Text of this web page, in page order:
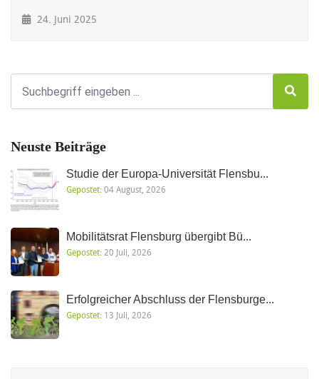
24. Juni 2025
Neuste Beiträge
Studie der Europa-Universität Flensbu...
Gepostet:04 August, 2026
Mobilitätsrat Flensburg übergibt Bü...
Gepostet: 20 Juli, 2026
Erfolgreicher Abschluss der Flensburge...
Gepostet: 13 Juli, 2026